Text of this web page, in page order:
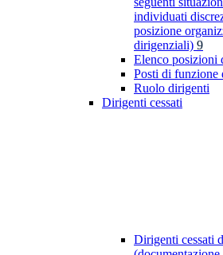
individuati
posizione
dirigenziali) 9
Elenco posizioni
Posti di funzione
Ruolo dirigenti
Dirigenti cessati
Dirigenti cessati